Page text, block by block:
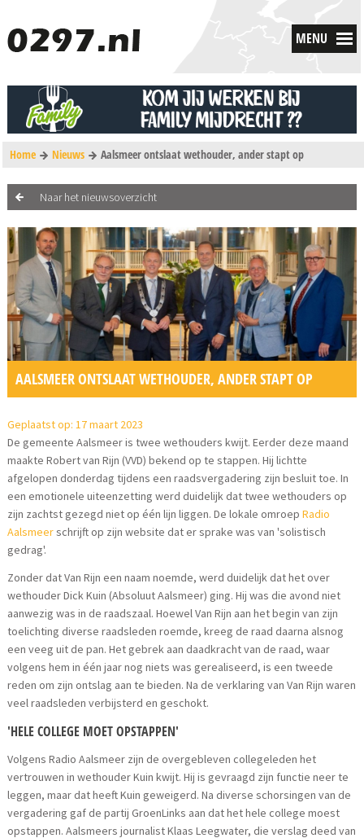
MENU
Home Nieuws Aalsmeer ontslaat wethouder, ander stapt op
Naar het nieuwsoverzicht
AALSMEER ONTSLAAT WETHOUDER, ANDER STAPT OP
Geplaatst op: 17 maart 2023
De gemeente Aalsmeer is twee wethouders kwijt. Eerder deze maand
maakte Robert van Rijn (VVD) bekend op te stappen. Hij lichtte
afgelopen donderdag tijdens een raadsvergadering zijn besluit toe. In
een emotionele uiteenzetting werd duidelijk dat twee wethouders op
zijn zachtst gezegd niet op één lijn liggen. De lokale omroepRadio
Aalsmeerschrijft op zijn website dat er sprake was van 'solistisch
gedrag'.
Zonder dat Van Rijn een naam noemde, werd duidelijk dat het over
wethouder Dick Kuin (Absoluut Aalsmeer) ging. Hij was die avond niet
aanwezig was in de raadszaal. Hoewel Van Rijn aan het begin van zijn
toelichting diverse raadsleden roemde, kreeg de raad daarna alsnog
een veeg uit de pan. Het gebrek aan daadkracht van de raad, waar
volgens hem in één jaar nog niets was gerealiseerd, is een tweede
reden om zijn ontslag aan te bieden. Na de verklaring van Van Rijn waren
veel raadsleden verbijsterd en geschokt.
'HELE COLLEGE MOET OPSTAPPEN'
Volgens Radio Aalsmeer zijn de overgebleven collegeleden het
vertrouwen in wethouder Kuin kwijt. Hij is gevraagd zijn functie neer te
leggen, maar dat heeft Kuin geweigerd. Na diverse schorsingen van de
vergadering gaf de partij GroenLinks aan dat het hele college moest
opstappen. Aalsmeers journalist Klaas Leegwater, die verslag deed van